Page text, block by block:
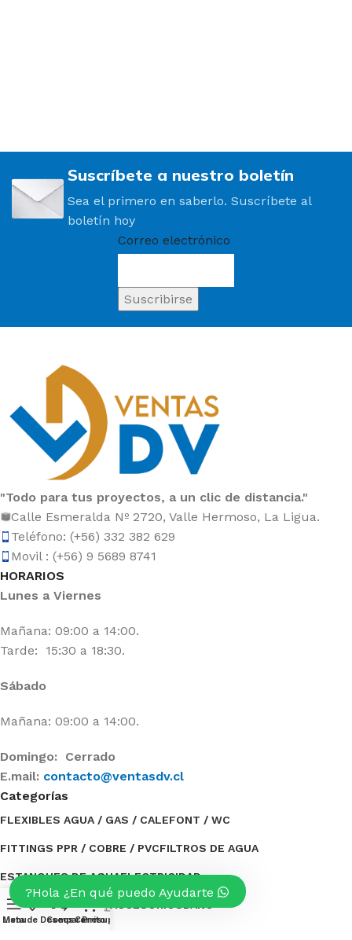
Suscríbete a nuestro boletín
Sea el primero en saberlo. Suscríbete al
boletín hoy
Correo electrónico
"Todo para tus proyectos, a un clic de distancia."
Calle Esmeralda Nº 2720, Valle Hermoso, La Ligua.
Teléfono: (+56) 332 382 629
Movil : (+56) 9 5689 8741
HORARIOS
Lunes a Viernes
Mañana: 09:00 a 14:00.
Tarde: 15:30 a 18:30.
Sábado
Mañana: 09:00 a 14:00.
Domingo: Cerrado
E.mail: contacto@ventasdv.cl
Categorías
FLEXIBLES AGUA / GAS / CALEFONT / WC
FITTINGS PPR / COBRE / PVCFILTROS DE AGUA
ESTANQUES DE AGUAELECTRICIDAD
BOMBAS DE AGUA / ACCESORIOSBAÑO
Categorías
Hola ¿En qué puedo Ayudarte?
Menu
Lista de Deseos
Compare
0
Carrito
Presupuesto